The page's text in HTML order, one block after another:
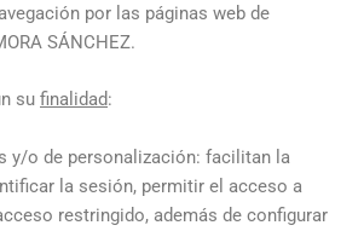
por las páginas web de
SÁNCHEZ.
su finalidad:
y/o de personalización: facilitan la
la sesión, permitir el acceso a
restringido, además de configurar